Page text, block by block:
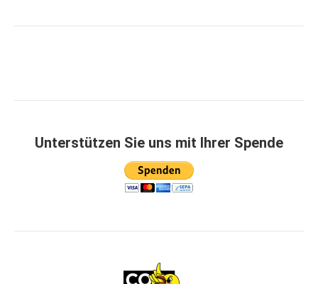
Unterstützen Sie uns mit Ihrer Spende